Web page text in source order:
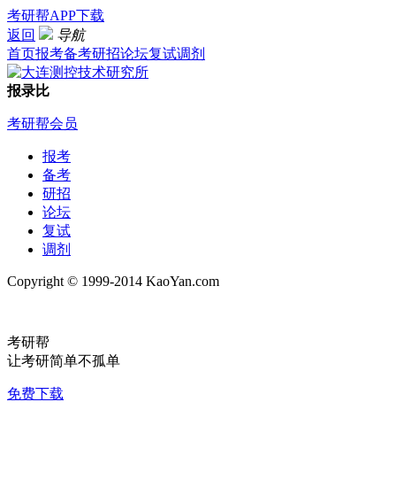
考研帮APP下载
返回
导航
首页报考备考研招论坛复试调剂
报录比
考研帮会员
报考
备考
研招
论坛
复试
调剂
Copyright © 1999-2014 KaoYan.com
考研帮
让考研简单不孤单
免费下载